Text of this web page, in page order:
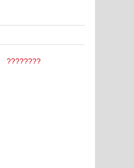
????????